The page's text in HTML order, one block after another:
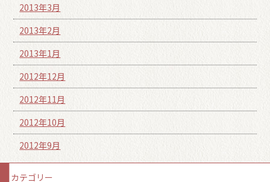
2013年3月
2013年2月
2013年1月
2012年12月
2012年11月
2012年10月
2012年9月
カテゴリー